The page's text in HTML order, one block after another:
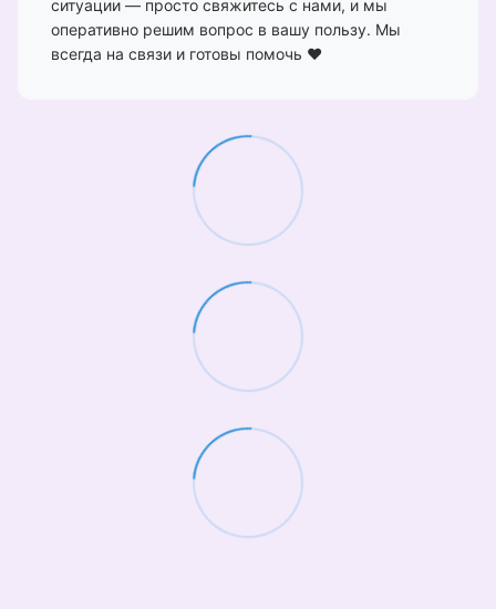
ситуации — просто свяжитесь с нами, и мы
оперативно решим вопрос в вашу пользу. Мы
всегда на связи и готовы помочь ❤️